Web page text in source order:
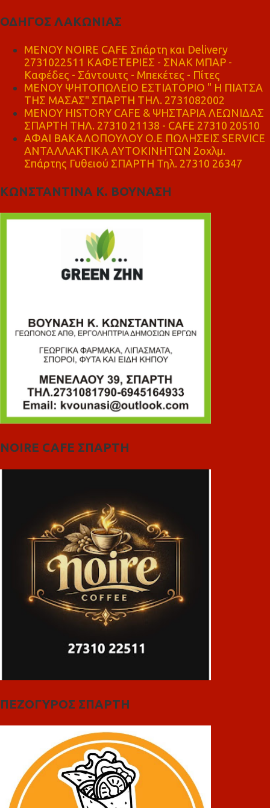
ΟΔΗΓΟΣ ΛΑΚΩΝΙΑΣ
MENOY NOIRE CAFE Σπάρτη και Delivery
2731022511 ΚΑΦΕΤΕΡΙΕΣ - ΣΝΑΚ ΜΠΑΡ -
Καφέδες - Σάντουιτς - Μπεκέτες - Πίτες
ΜΕΝΟΥ ΨΗΤΟΠΩΛΕΙΟ ΕΣΤΙΑΤΟΡΙΟ " Η ΠΙΑΤΣΑ
ΤΗΣ ΜΑΣΑΣ" ΣΠΑΡΤΗ ΤΗΛ. 2731082002
ΜΕΝΟΥ HISTORY CAFE & ΨΗΣΤΑΡΙΑ ΛΕΩΝΙΔΑΣ
ΣΠΑΡΤΗ ΤΗΛ. 27310 21138 - CAFE 27310 20510
ΑΦΑΙ ΒΑΚΑΛΟΠΟΥΛΟΥ Ο.Ε ΠΩΛΗΣΕΙΣ SERVICE
ΑΝΤΑΛΛΑΚΤΙΚΑ ΑΥΤΟΚΙΝΗΤΩΝ 2οχλμ.
Σπάρτης Γυθειού ΣΠΑΡΤΗ Τηλ. 27310 26347
ΚΩΝΣΤΑΝΤΙΝΑ Κ. ΒΟΥΝΑΣΗ
NOIRE CAFE ΣΠΑΡΤΗ
ΠΕΖΟΓΥΡΟΣ ΣΠΑΡΤΗ